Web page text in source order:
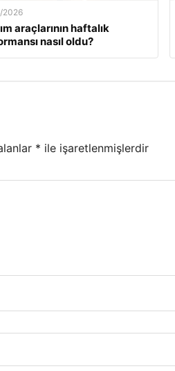
2026
araçlarının haftalık
nasıl oldu?
* ile işaretlenmişlerdir